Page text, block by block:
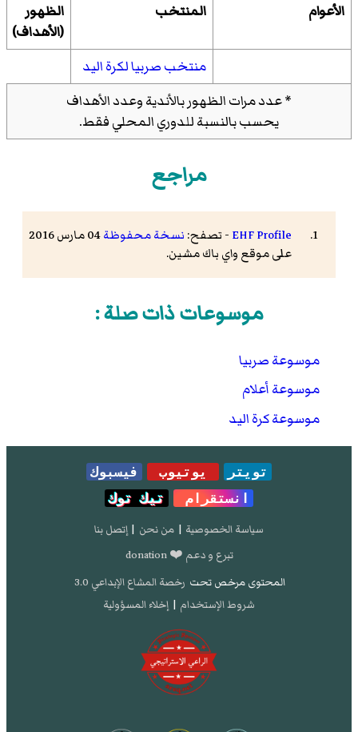
الأعوام
المنتخب
الظهور
(الأهداف)
منتخب صربيا لكرة اليد
* عدد مرات الظهور بالأندية وعدد الأهداف
يحسب بالنسبة للدوري المحلي فقط.
مراجع
EHF Profile - تصفح: نسخة محفوظة
04 مارس 2016
على موقع واي باك مشين.
موسوعات ذات صلة :
موسوعة صربيا
موسوعة أعلام
موسوعة كرة اليد
تويتر يوتيوب
فيسبوك
انستقرام
تيك توك
سياسة الخصوصية | من نحن | إتصل بنا
تبرع و دعم ❤️ donation
المحتوى مرخص تحت رخصة المشاع الإبداعي 3.0
شروط الإستخدام | إخلاء المسؤولية